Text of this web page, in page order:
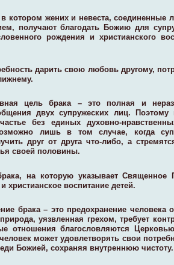
в котором жених и невеста, соединенные
получают благодать Божию для
рождения и христианского
дарить свою любовь другому,
цель брака – это полная и
двух супружеских лиц. Поэтому
без единых духовно-
лишь в том случае, когда
друг от друга что-либо, а
своей половины.
на которую указывает Священное
христианское воспитание детей.
брака – это предохранение человека
уязвленная грехом, требует
отношения благословляются
может удовлетворять свои
Божией, сохраняя внутреннюю чистоту.